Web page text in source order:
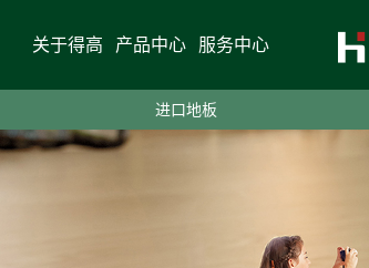
关于得高 产品中心 服务中心
进口地板